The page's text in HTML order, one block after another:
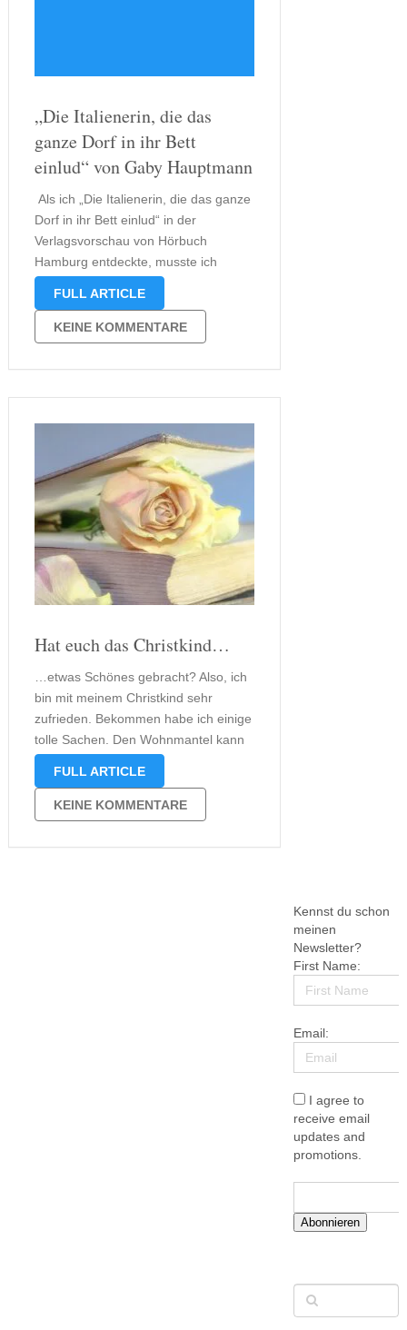
„Die Italienerin, die das
ganze Dorf in ihr Bett
einlud“ von Gaby Hauptmann
Als ich „Die Italienerin, die das ganze
Dorf in ihr Bett einlud“ in der
Verlagsvorschau von Hörbuch
Hamburg entdeckte, musste ich
zunächst einmal herzlich lachen, dann
stammt aus der Feder von Gaby
Hauptmann. Normalerweise ist
Hauptmann eher weniger mein
FULL ARTICLE
KEINE KOMMENTARE
Hat euch das Christkind…
…etwas Schönes gebracht? Also, ich
bin mit meinem Christkind sehr
zufrieden. Bekommen habe ich einige
tolle Sachen. Den Wohnmantel kann
man jetzt im Winter gut gebrauchen.
kann mich ganz gemütlich mit einem
guten Buch aufs Sofa kuscheln. Sehr
hilfreich für …
FULL ARTICLE
KEINE KOMMENTARE
Kennst du schon
meinen
Newsletter?
First Name:
Email:
I agree to
receive email
updates and
promotions.
Abonnieren